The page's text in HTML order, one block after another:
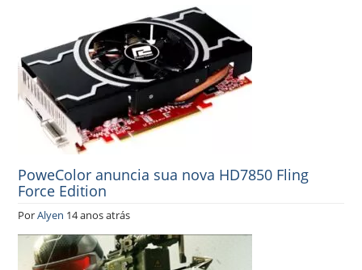
PoweColor anuncia sua nova HD7850 Fling
Force Edition
PorAlyen 14 anos atrás